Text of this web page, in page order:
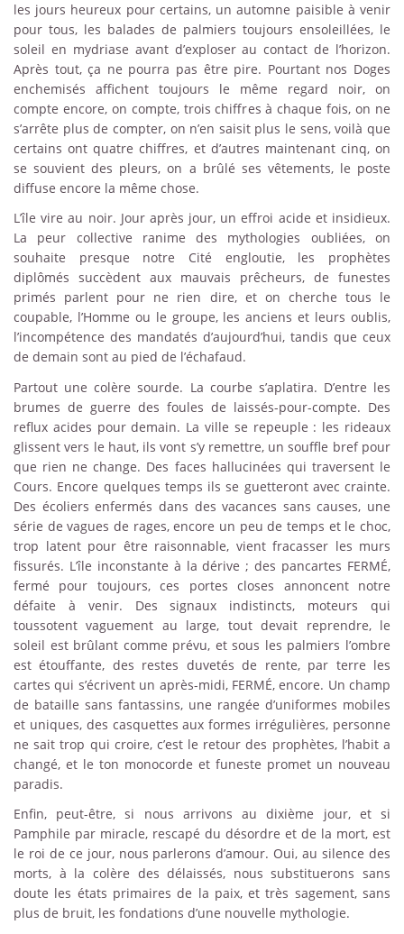
les jours heureux pour certains, un automne paisible à venir
pour tous, les balades de palmiers toujours ensoleillées, le
soleil en mydriase avant d’exploser au contact de l’horizon.
Après tout, ça ne pourra pas être pire. Pourtant nos Doges
enchemisés affichent toujours le même regard noir, on
compte encore, on compte, trois chiffres à chaque fois, on ne
s’arrête plus de compter, on n’en saisit plus le sens, voilà que
certains ont quatre chiffres, et d’autres maintenant cinq, on
se souvient des pleurs, on a brûlé ses vêtements, le poste
diffuse encore la même chose.
L’île vire au noir. Jour après jour, un effroi acide et insidieux.
La peur collective ranime des mythologies oubliées, on
souhaite presque notre Cité engloutie, les prophètes
diplômés succèdent aux mauvais prêcheurs, de funestes
primés parlent pour ne rien dire, et on cherche tous le
coupable, l’Homme ou le groupe, les anciens et leurs oublis,
l’incompétence des mandatés d’aujourd’hui, tandis que ceux
de demain sont au pied de l’échafaud.
Partout une colère sourde. La courbe s’aplatira. D’entre les
brumes de guerre des foules de laissés-pour-compte. Des
reflux acides pour demain. La ville se repeuple : les rideaux
glissent vers le haut, ils vont s’y remettre, un souffle bref pour
que rien ne change. Des faces hallucinées qui traversent le
Cours. Encore quelques temps ils se guetteront avec crainte.
Des écoliers enfermés dans des vacances sans causes, une
série de vagues de rages, encore un peu de temps et le choc,
trop latent pour être raisonnable, vient fracasser les murs
fissurés. L’île inconstante à la dérive ; des pancartes FERMÉ,
fermé pour toujours, ces portes closes annoncent notre
défaite à venir. Des signaux indistincts, moteurs qui
toussotent vaguement au large, tout devait reprendre, le
soleil est brûlant comme prévu, et sous les palmiers l’ombre
est étouffante, des restes duvetés de rente, par terre les
cartes qui s’écrivent un après-midi, FERMÉ, encore. Un champ
de bataille sans fantassins, une rangée d’uniformes mobiles
et uniques, des casquettes aux formes irrégulières, personne
ne sait trop qui croire, c’est le retour des prophètes, l’habit a
changé, et le ton monocorde et funeste promet un nouveau
paradis.
Enfin, peut-être, si nous arrivons au dixième jour, et si
Pamphile par miracle, rescapé du désordre et de la mort, est
le roi de ce jour, nous parlerons d’amour. Oui, au silence des
morts, à la colère des délaissés, nous substituerons sans
doute les états primaires de la paix, et très sagement, sans
plus de bruit, les fondations d’une nouvelle mythologie.